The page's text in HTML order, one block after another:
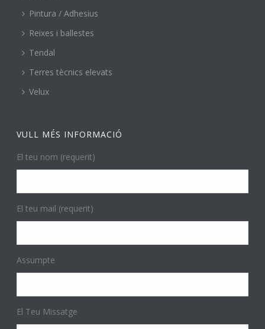
Pintura / Adhesius
Reixes i ballestes
Tendal
Terres tècnics elevats
Velux
VULL MÉS INFORMACIÓ
El teu nom (requerit)
El teu mail (requerit)
Assumpte
El Teu Missatge